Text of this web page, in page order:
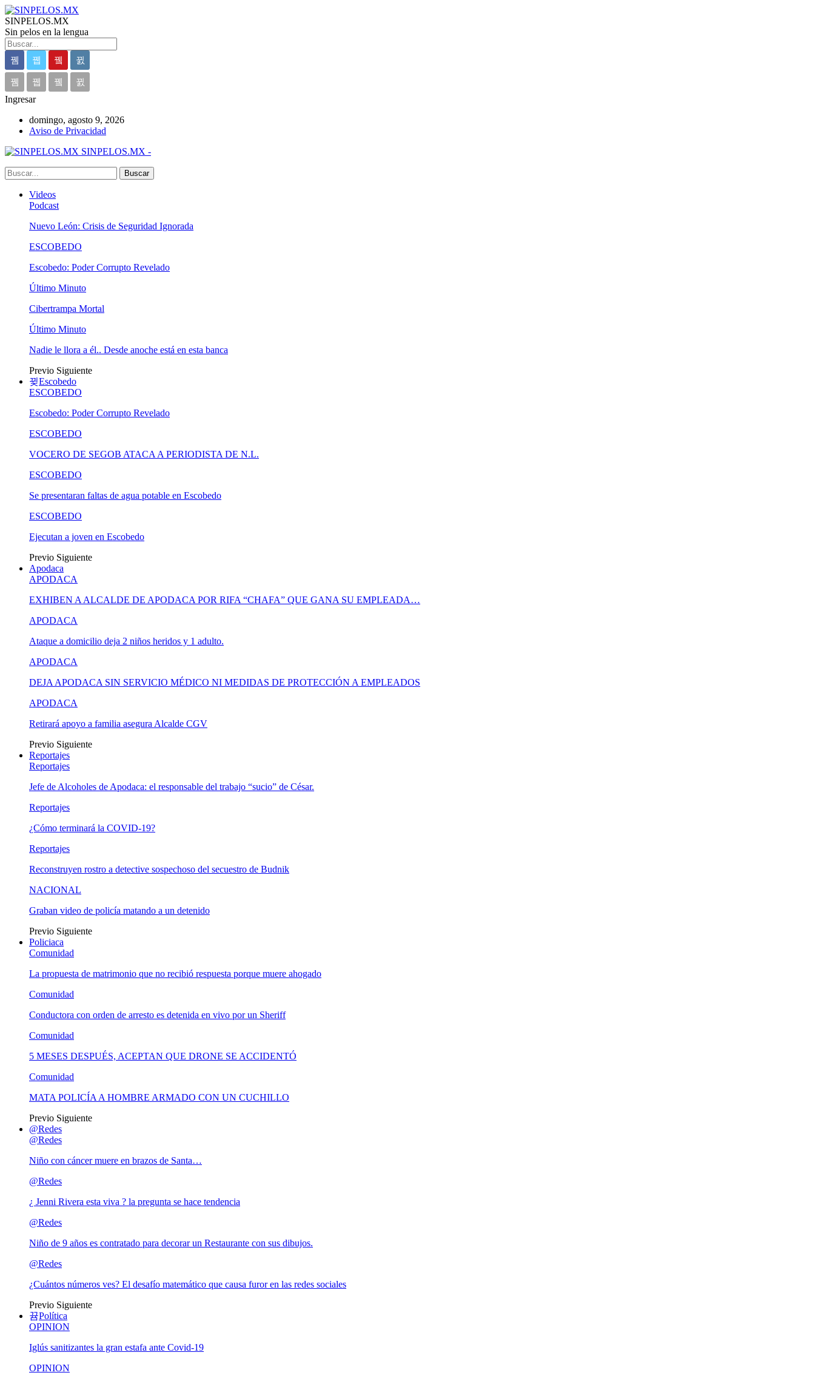
SINPELOS.MX
Sin pelos en la lengua
Ingresar
domingo, agosto 9, 2026
Aviso de Privacidad
SINPELOS.MX -
Videos
Podcast
Nuevo León: Crisis de Seguridad Ignorada
ESCOBEDO
Escobedo: Poder Corrupto Revelado
Último Minuto
Cibertrampa Mortal
Último Minuto
Nadie le llora a él.. Desde anoche está en esta banca
Previo Siguiente
Escobedo
ESCOBEDO
Escobedo: Poder Corrupto Revelado
ESCOBEDO
VOCERO DE SEGOB ATACA A PERIODISTA DE N.L.
ESCOBEDO
Se presentaran faltas de agua potable en Escobedo
ESCOBEDO
Ejecutan a joven en Escobedo
Previo Siguiente
Apodaca
APODACA
EXHIBEN A ALCALDE DE APODACA POR RIFA “CHAFA” QUE GANA SU EMPLEADA…
APODACA
Ataque a domicilio deja 2 niños heridos y 1 adulto.
APODACA
DEJA APODACA SIN SERVICIO MÉDICO NI MEDIDAS DE PROTECCIÓN A EMPLEADOS
APODACA
Retirará apoyo a familia asegura Alcalde CGV
Previo Siguiente
Reportajes
Reportajes
Jefe de Alcoholes de Apodaca: el responsable del trabajo “sucio” de César.
Reportajes
¿Cómo terminará la COVID-19?
Reportajes
Reconstruyen rostro a detective sospechoso del secuestro de Budnik
NACIONAL
Graban video de policía matando a un detenido
Previo Siguiente
Policiaca
Comunidad
La propuesta de matrimonio que no recibió respuesta porque muere ahogado
Comunidad
Conductora con orden de arresto es detenida en vivo por un Sheriff
Comunidad
5 MESES DESPUÉS, ACEPTAN QUE DRONE SE ACCIDENTÓ
Comunidad
MATA POLICÍA A HOMBRE ARMADO CON UN CUCHILLO
Previo Siguiente
@Redes
@Redes
Niño con cáncer muere en brazos de Santa…
@Redes
¿ Jenni Rivera esta viva ? la pregunta se hace tendencia
@Redes
Niño de 9 años es contratado para decorar un Restaurante con sus dibujos.
@Redes
¿Cuántos números ves? El desafío matemático que causa furor en las redes sociales
Previo Siguiente
Política
OPINION
Iglús sanitizantes la gran estafa ante Covid-19
OPINION